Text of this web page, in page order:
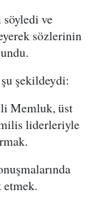
ve
sözlerinin
şekildeydi:
Memluk, üst
liderleriyle